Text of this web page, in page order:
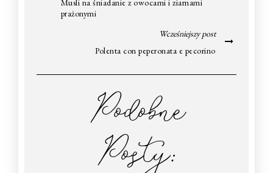
Musli na śniadanie z owocami i ziarnami
prażonymi
Wcześniejszy post
Polenta con peperonata e pecorino
Podobne
Posty: